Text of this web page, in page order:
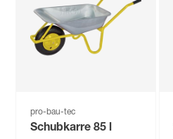
pro-bau-tec
Schubkarre 85 l